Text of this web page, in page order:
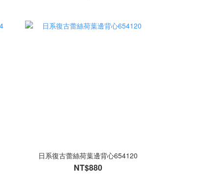
日系復古蕾絲荷葉邊背心654120
NT$880